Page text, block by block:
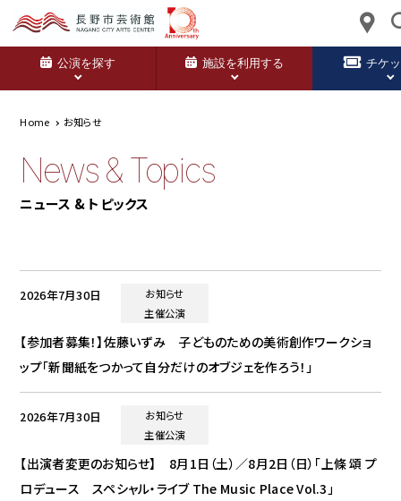
公演を探す 施設を利用する チケ
Home お知らせ
News & Topics
ニュース & トピックス
2026年7月30日
お知らせ
主催公演
【参加者募集！】佐藤いずみ 子どものための美術創作ワークショ
ップ「新聞紙をつかって自分だけのオブジェを作ろう！」
2026年7月30日
お知らせ
主催公演
【出演者変更のお知らせ】 8月1日（土）／8月2日（日）「上條 頌 プ
ロデュース スペシャル・ライブ The Music Place Vol.3」